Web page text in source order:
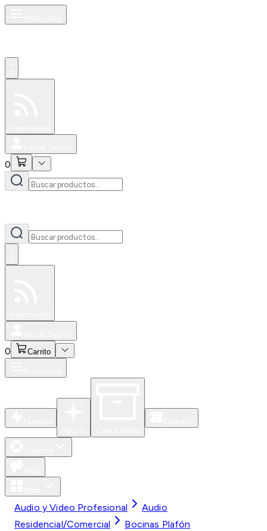
0
0 Carrito
Audio y Video Profesional
Audio
Residencial/Comercial
Bocinas Plafón